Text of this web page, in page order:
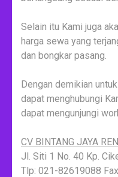
Selain itu Kami juga
harga sewa yang
dan bongkar pasang.
Dengan demikian
dapat menghubungi
dapat mengunjungi
CV BINTANG JAYA
Jl. Siti 1 No. 40 Kp.
Tlp: 021-82619088